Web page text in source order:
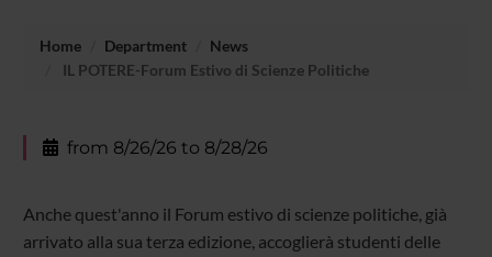
Home Department
News
IL POTERE-Forum Estivo di Scienze Politiche
from 8/26/26 to 8/28/26
Anche quest'anno il Forum estivo di scienze politiche, già
arrivato alla sua terza edizione, accoglierà studenti delle